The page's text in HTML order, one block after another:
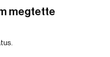
megtette